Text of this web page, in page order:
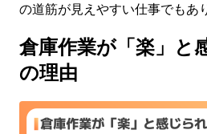
の道筋が見えやすい仕事でもあ
倉庫作業が「楽」と
の理由